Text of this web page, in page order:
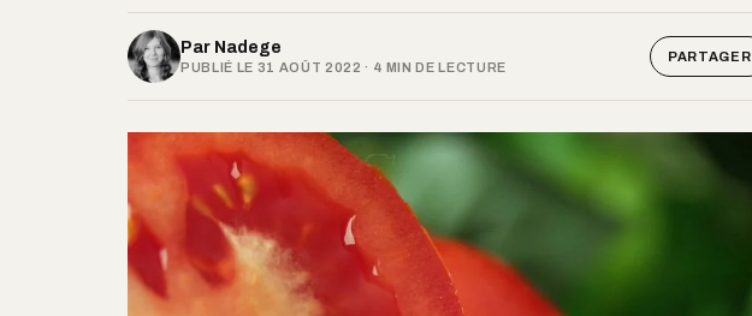
Par Nadege
PUBLIÉ LE 31 AOÛT 2022 · 4 MIN DE LECTURE
PARTAGER